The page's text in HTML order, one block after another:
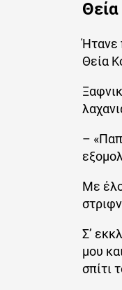
Ήτανε
Θεία
–
Με
Σ’
μου
σπίτι